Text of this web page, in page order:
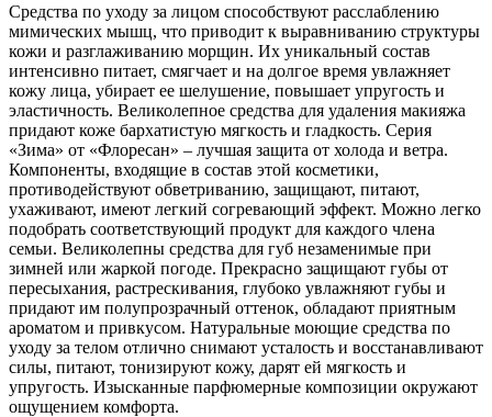
Средства по уходу за лицом способствуют расслаблению
мимических мышц, что приводит к выравниванию структуры
кожи и разглаживанию морщин. Их уникальный состав
интенсивно питает, смягчает и на долгое время увлажняет
кожу лица, убирает ее шелушение, повышает упругость и
эластичность. Великолепное средства для удаления макияжа
придают коже бархатистую мягкость и гладкость. Серия
«Зима» от «Флоресан» – лучшая защита от холода и ветра.
Компоненты, входящие в состав этой косметики,
противодействуют обветриванию, защищают, питают,
ухаживают, имеют легкий согревающий эффект. Можно легко
подобрать соответствующий продукт для каждого члена
семьи. Великолепны средства для губ незаменимые при
зимней или жаркой погоде. Прекрасно защищают губы от
пересыхания, растрескивания, глубоко увлажняют губы и
придают им полупрозрачный оттенок, обладают приятным
ароматом и привкусом. Натуральные моющие средства по
уходу за телом отлично снимают усталость и восстанавливают
силы, питают, тонизируют кожу, дарят ей мягкость и
упругость. Изысканные парфюмерные композиции окружают
ощущением комфорта.